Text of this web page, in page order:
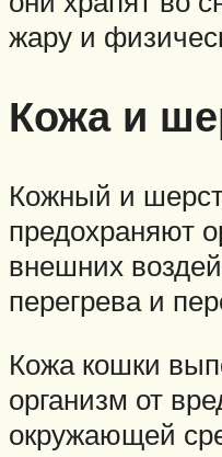
жару и
Кожа и
Кожный и
предохраняют
внешних
перегрева и
Кожа кошки
организм от
окружающей